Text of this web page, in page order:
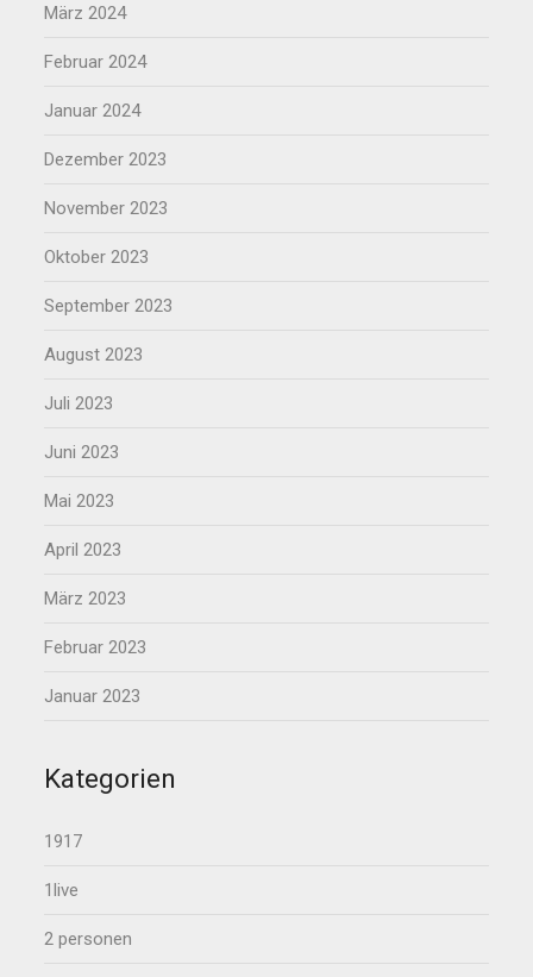
März 2024
Februar 2024
Januar 2024
Dezember 2023
November 2023
Oktober 2023
September 2023
August 2023
Juli 2023
Juni 2023
Mai 2023
April 2023
März 2023
Februar 2023
Januar 2023
Kategorien
1917
1live
2 personen